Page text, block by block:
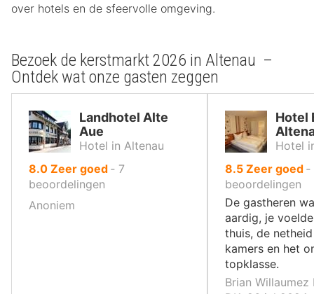
over hotels en de sfeervolle omgeving.
Bezoek de kerstmarkt 2026 in Altenau –
Ontdek wat onze gasten zeggen
Landhotel Alte
Aue
Hotel in Altenau
8.0uit
10
Zeer goed ‐ 7
beoordelingen
Anoniem
Hotel
Hotel
8.5uit
10
,
Zeer goed ‐
beoordelingen
De gastheren
aardig, je
thuis, de
kamers en het
topklasse.
Brian